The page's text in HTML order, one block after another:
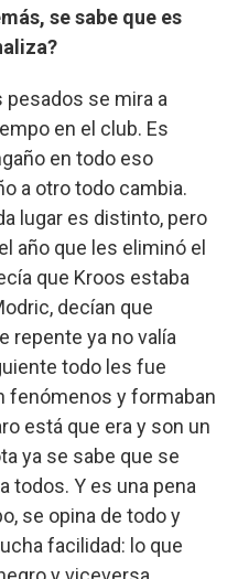
se sabe que es
pesados se mira a
en el club. Es
en todo eso
a otro todo cambia.
lugar es distinto, pero
año que les eliminó el
que Kroos estaba
decían que
repente ya no valía
todo les fue
fenómenos y formaban
está que era y son un
ya se sabe que se
todos. Y es una pena
se opina de todo y
facilidad: lo que